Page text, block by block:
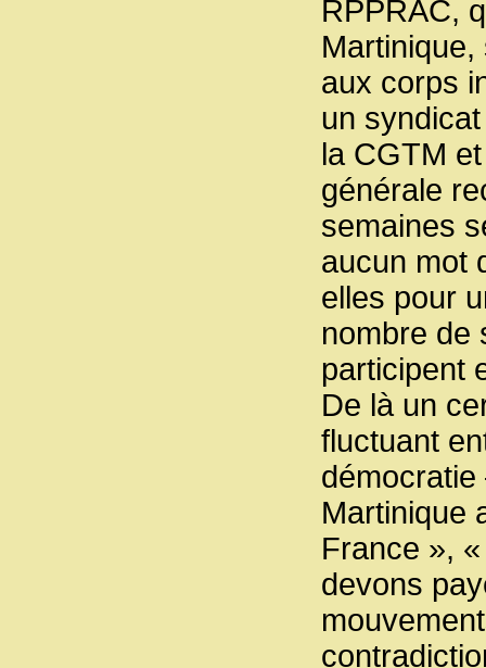
RPPRAC,
aux corps
un
la CGTM
générale
semaines
aucun mot
elles pour
nombre de
participent
De là un
fluctuant
Martinique
France »,
devons